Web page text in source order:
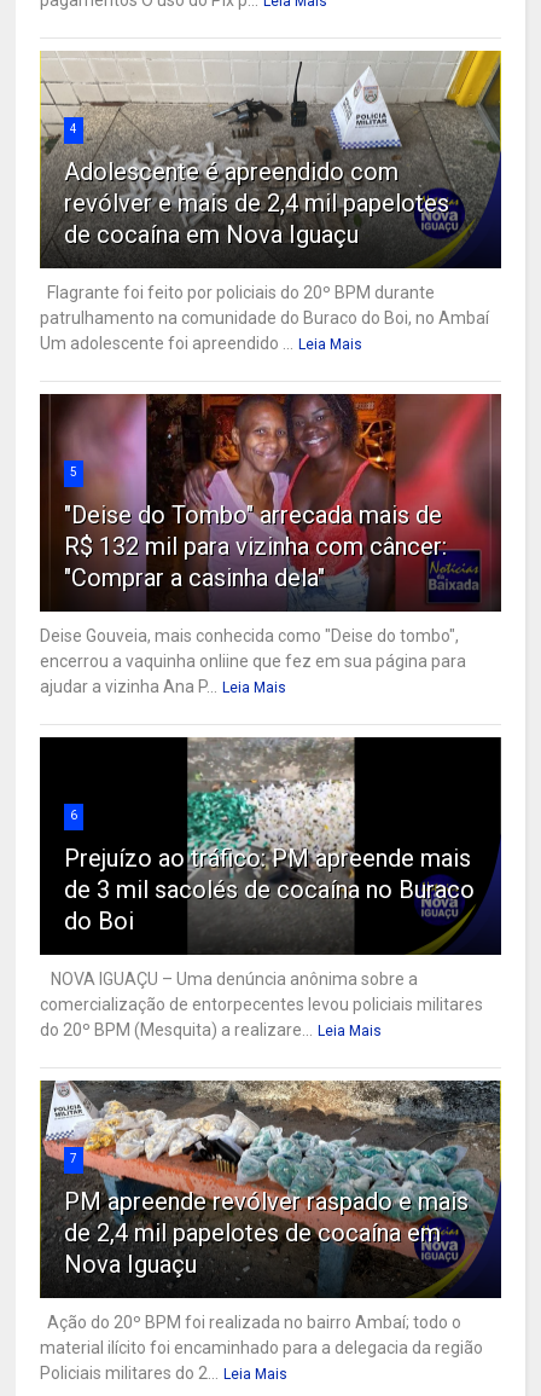
4
Adolescente é apreendido com
revólver e mais de 2,4 mil papelotes
de cocaína em Nova Iguaçu
Flagrante foi feito por policiais do 20º BPM durante
patrulhamento na comunidade do Buraco do Boi, no Ambaí
Um adolescente foi apreendido ... Leia Mais
5
"Deise do Tombo" arrecada mais de
R$ 132 mil para vizinha com câncer:
"Comprar a casinha dela"
Deise Gouveia, mais conhecida como "Deise do tombo",
encerrou a vaquinha onliine que fez em sua página para
ajudar a vizinha Ana P... Leia Mais
6
Prejuízo ao tráfico: PM apreende mais
de 3 mil sacolés de cocaína no Buraco
do Boi
NOVA IGUAÇU – Uma denúncia anônima sobre a
comercialização de entorpecentes levou policiais militares
do 20º BPM (Mesquita) a realizare... Leia Mais
7
PM apreende revólver raspado e mais
de 2,4 mil papelotes de cocaína em
Nova Iguaçu
Ação do 20º BPM foi realizada no bairro Ambaí; todo o
material ilícito foi encaminhado para a delegacia da região
Policiais militares do 2... Leia Mais